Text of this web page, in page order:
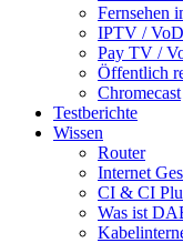
Fernsehen
IPTV / VoD
Pay TV /
Öffentlich
Chromecast
Testberichte
Wissen
Router
Internet
CI & CI
Was ist